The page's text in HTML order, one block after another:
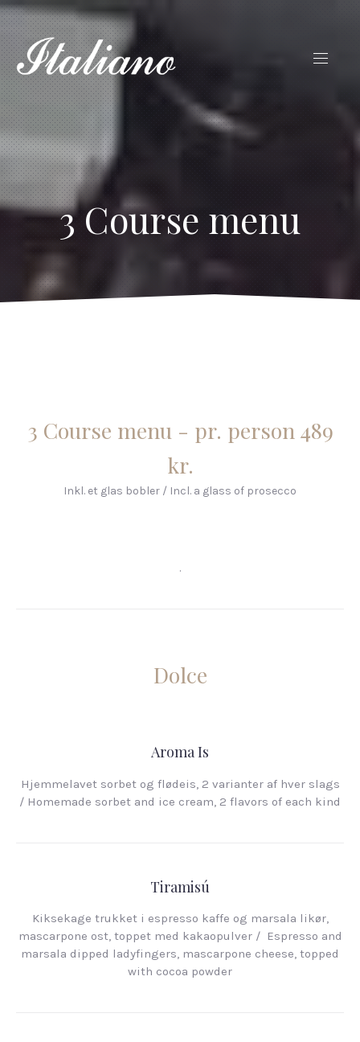
3 Course menu
3 Course menu - pr. person 489
kr.
Inkl. et glas bobler / Incl. a glass of prosecco
.
Dolce
Aroma Is
Hjemmelavet sorbet og flødeis, 2 varianter af hver slags
/ Homemade sorbet and ice cream, 2 flavors of each kind
Tiramisú
Kiksekage trukket i espresso kaffe og marsala likør,
mascarpone ost, toppet med kakaopulver / Espresso and
marsala dipped ladyfingers, mascarpone cheese, topped
with cocoa powder